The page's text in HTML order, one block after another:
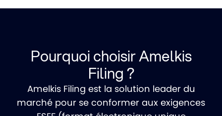
Pourquoi choisir Amelkis
Filing ?
Amelkis Filing est la solution leader du
marché pour se conformer aux exigences